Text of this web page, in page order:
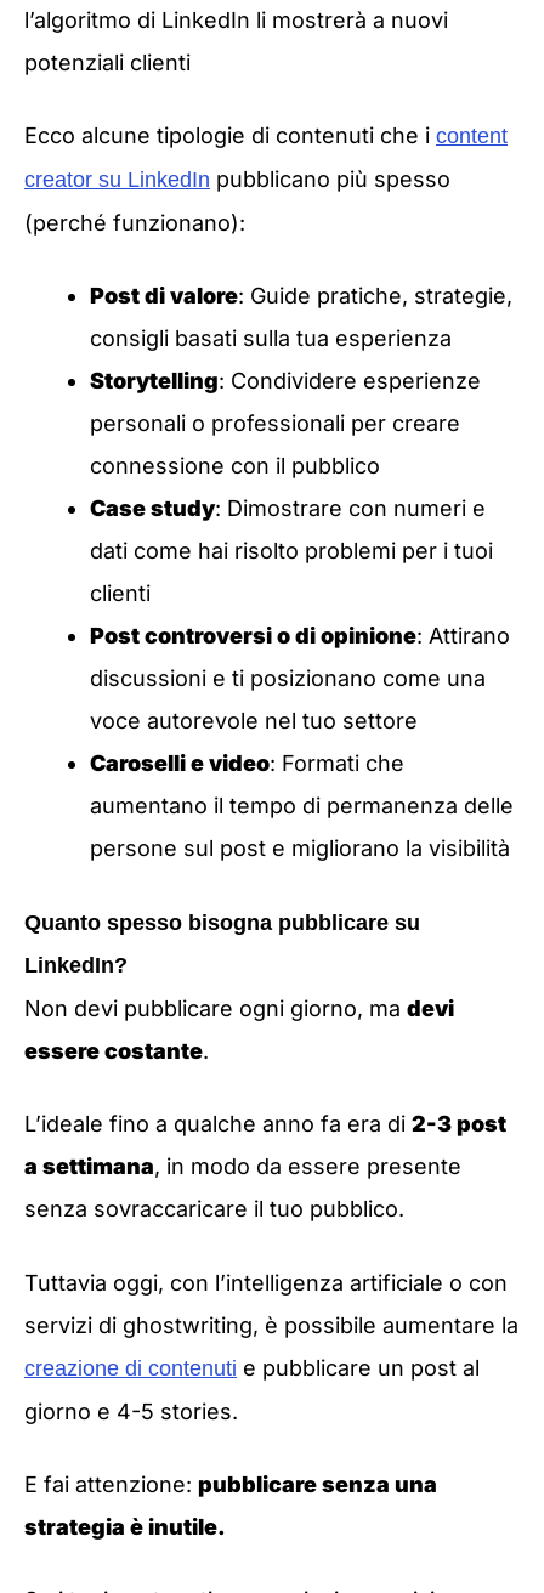
l’algoritmo di LinkedIn li mostrerà a nuovi
potenziali clienti
Ecco alcune tipologie di contenuti che i content
creator su LinkedIn pubblicano più spesso
(perché funzionano):
Post di valore: Guide pratiche, strategie,
consigli basati sulla tua esperienza
Storytelling: Condividere esperienze
personali o professionali per creare
connessione con il pubblico
Case study: Dimostrare con numeri e
dati come hai risolto problemi per i tuoi
clienti
Post controversi o di opinione: Attirano
discussioni e ti posizionano come una
voce autorevole nel tuo settore
Caroselli e video: Formati che
aumentano il tempo di permanenza delle
persone sul post e migliorano la visibilità
Quanto spesso bisogna pubblicare su
LinkedIn?
Non devi pubblicare ogni giorno, ma devi
essere costante.
L’ideale fino a qualche anno fa era di 2-3 post
a settimana, in modo da essere presente
senza sovraccaricare il tuo pubblico.
Tuttavia oggi, con l’intelligenza artificiale o con
servizi di ghostwriting, è possibile aumentare la
creazione di contenuti e pubblicare un post al
giorno e 4-5 stories.
E fai attenzione: pubblicare senza una
strategia è inutile.